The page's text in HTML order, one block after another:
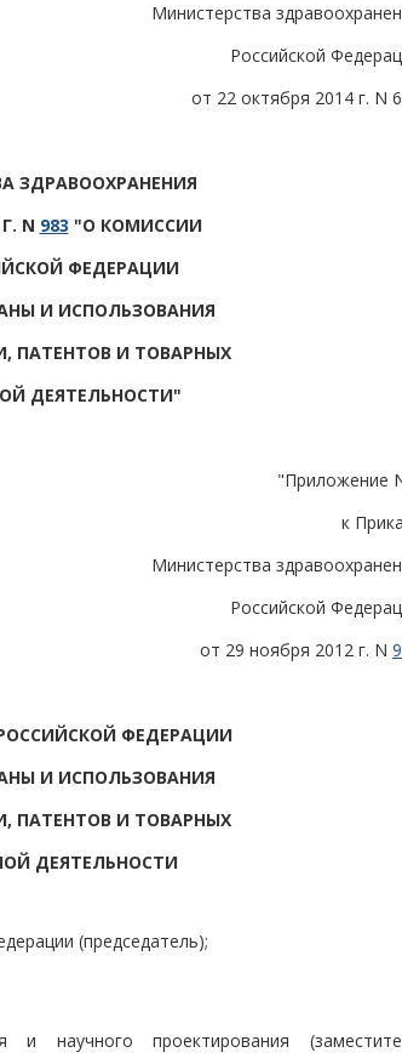
Министерства
Российской
от 22 октября 2014 г. N
ЗДРАВООХРАНЕНИЯ
N 983 "О КОМИССИИ
ФЕДЕРАЦИИ
И ИСПОЛЬЗОВАНИЯ
ПАТЕНТОВ И ТОВАРНЫХ
ДЕЯТЕЛЬНОСТИ"
"Приложение
к
Министерства
Российской
от 29 ноября 2012 г. N
ФЕДЕРАЦИИ
И ИСПОЛЬЗОВАНИЯ
ПАТЕНТОВ И ТОВАРНЫХ
ДЕЯТЕЛЬНОСТИ
(председатель);
и научного проектирования